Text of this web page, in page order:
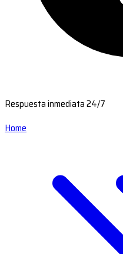
Respuesta inmediata 24/7
Home